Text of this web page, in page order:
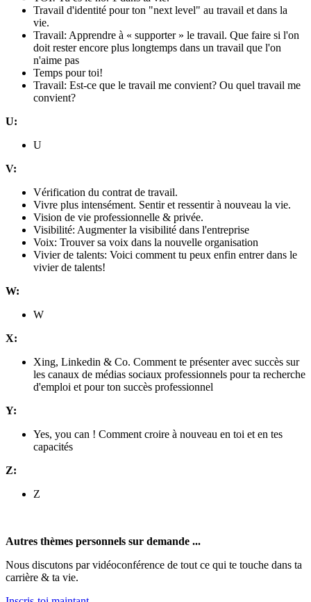
Travail d'identité pour ton "next level" au travail et dans la
vie.
Travail: Apprendre à « supporter » le travail. Que faire si l'on
doit rester encore plus longtemps dans un travail que l'on
n'aime pas
Temps pour toi!
Travail: Est-ce que le travail me convient? Ou quel travail me
convient?
U:
U
V:
Vérification du contrat de travail.
Vivre plus intensément. Sentir et ressentir à nouveau la vie.
Vision de vie professionnelle & privée.
Visibilité: Augmenter la visibilité dans l'entreprise
Voix: Trouver sa voix dans la nouvelle organisation
Vivier de talents: Voici comment tu peux enfin entrer dans le
vivier de talents!
W:
W
X:
Xing, Linkedin & Co. Comment te présenter avec succès sur
les canaux de médias sociaux professionnels pour ta recherche
d'emploi et pour ton succès professionnel
Y:
Yes, you can ! Comment croire à nouveau en toi et en tes
capacités
Z:
Z
Autres thèmes personnels sur demande ...
Nous discutons par vidéoconférence de tout ce qui te touche dans ta
carrière & ta vie.